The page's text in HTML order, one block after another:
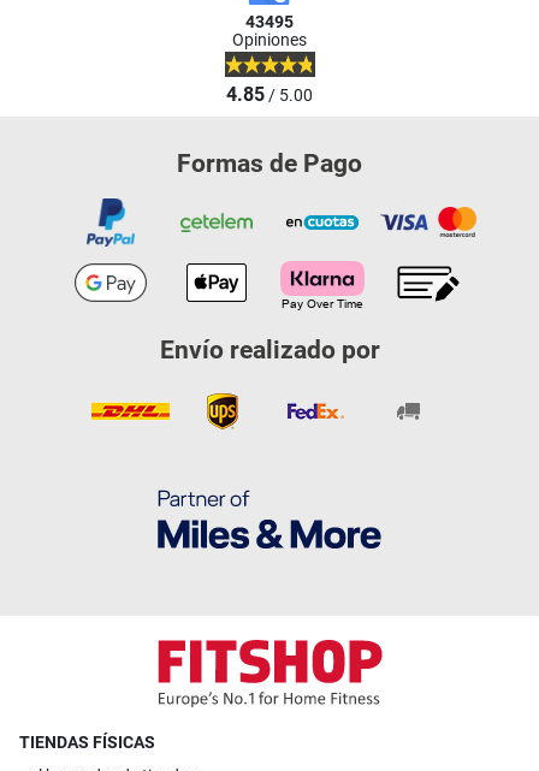
43495
Opiniones
4.85/ 5.00
Formas de Pago
Envío realizado por
TIENDAS FÍSICAS